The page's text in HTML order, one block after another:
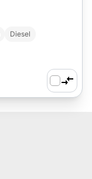
Diesel